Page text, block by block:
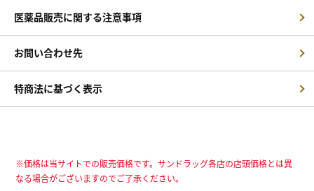
医薬品販売に関する注意事項
お問い合わせ先
特商法に基づく表示
※価格は当サイトでの販売価格です。サンドラッグ各店の店頭価格とは異
なる場合がございますのでご了承ください。